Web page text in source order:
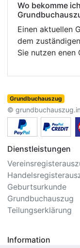
Wo bekomme
Einen aktuellen
dem
Sie nutzen enen
Grundbuchauszug
©
Dienstleistungen
Geburtsurkunde
Grundbuchauszug
Teilungserklärung
Information